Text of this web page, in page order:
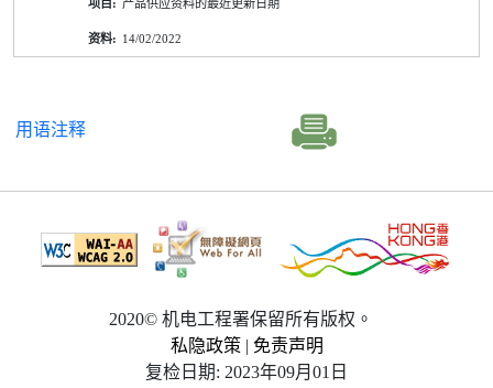
产品供应资料的最近更新日期
14/02/2022
用语注释
2020© 机电工程署保留所有版权。
私隐政策 | 免责声明
复检日期: 2023年09月01日